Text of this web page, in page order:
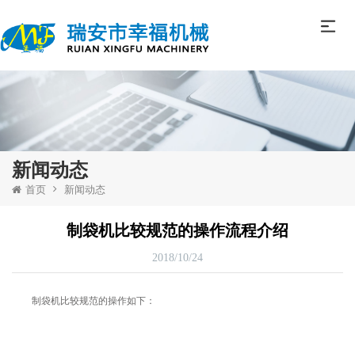
新闻动态
首页 新闻动态
制袋机比较规范的操作流程介绍
2018/10/24
制袋机比较规范的操作如下：